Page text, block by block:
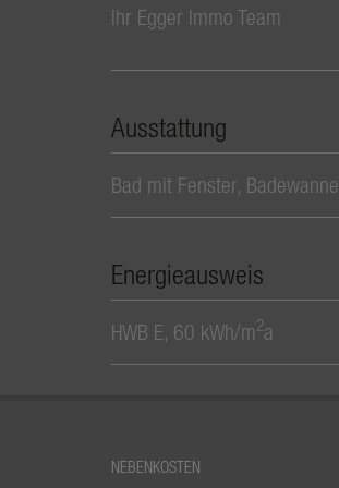
Ihr Egger Immo Team
Ausstattung
Bad mit Fenster Badewanne
Energieausweis
HWB E, 60 kWh/m2a
NEBENKOSTEN